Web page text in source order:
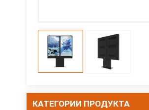
КАТЕГОРИИ ПРОДУКТА